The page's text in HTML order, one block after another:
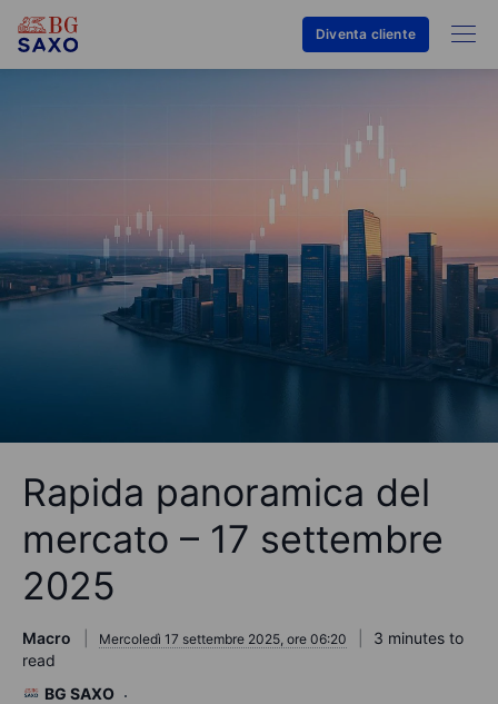
Diventa cliente
Rapida panoramica del
mercato – 17 settembre
2025
Macro Mercoledì 17 settembre 2025, ore 06:20
3 minutes to
read
BG SAXO